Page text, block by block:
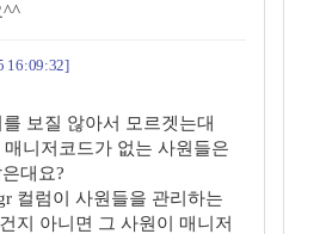
^^
16:09:32]
보질 않아서 모르겟는대
매니저코드가 없는 사원들은
대요?
컬럼이 사원들을 관리하는
지 아니면 그 사원이 매니저